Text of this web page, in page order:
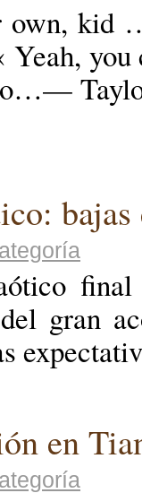
your
bajas
final
gran
en